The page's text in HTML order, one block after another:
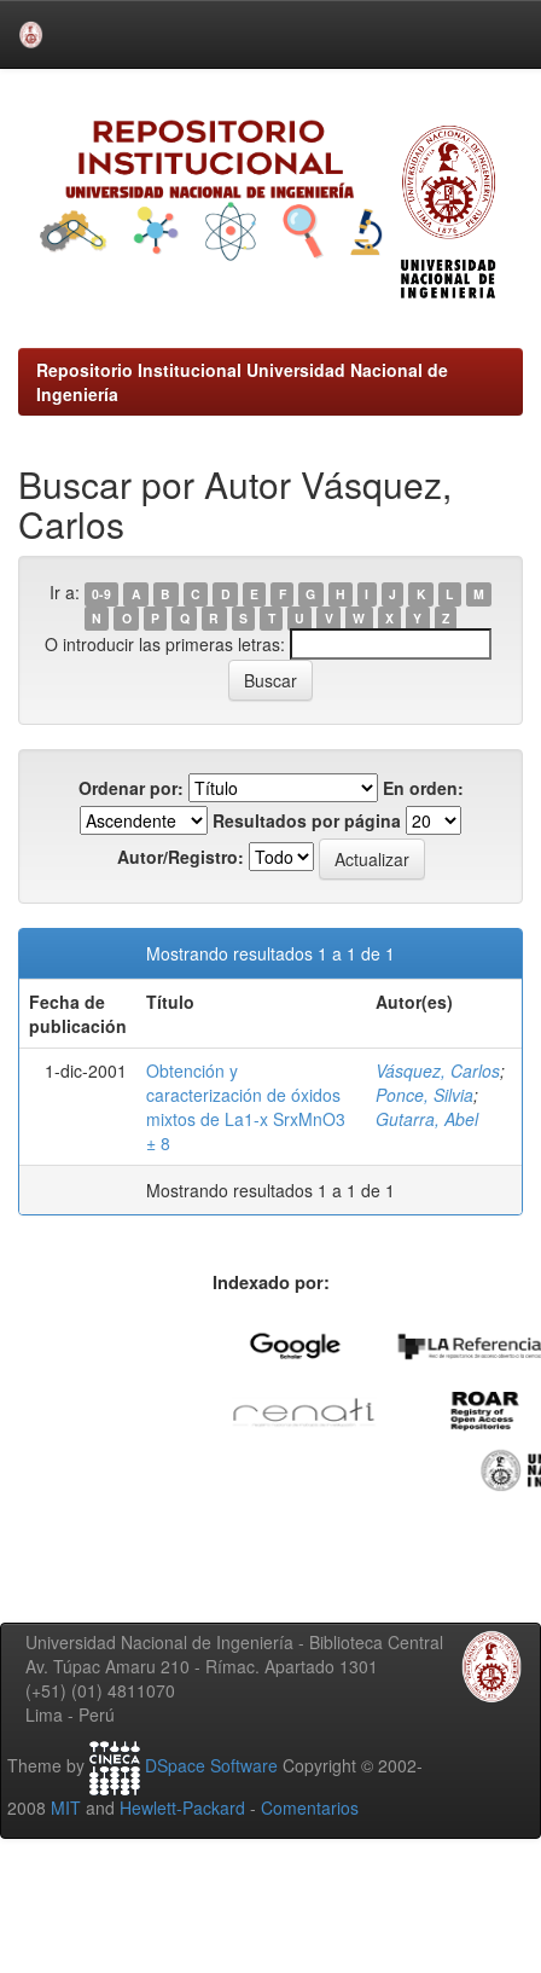
Repositorio Institucional Universidad Nacional de
Ingeniería
Buscar por Autor Vásquez,
Carlos
Ir a: 0-9 A B C D E F G H I J K L
M
N
O P Q R S T U V W X Y Z
O introducir las primeras letras:
Ordenar por:
En orden:
Resultados por página
Autor/Registro:
Mostrando resultados 1 a 1 de 1
Fecha de
publicación
Título Autor(es)
1-dic-2001
Obtención y
caracterización de óxidos
mixtos de La1-x SrxMnO3
± 8
Vásquez, Carlos;
Ponce, Silvia;
Gutarra, Abel
Mostrando resultados 1 a 1 de 1
Indexado por:
Universidad Nacional de Ingeniería - Biblioteca Central
Av. Túpac Amaru 210 - Rímac. Apartado 1301
(+51) (01) 4811070
Lima - Perú
Theme by DSpace Software Copyright © 2002-
2008 MIT and Hewlett-Packard - Comentarios